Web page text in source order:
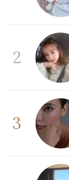
2
3